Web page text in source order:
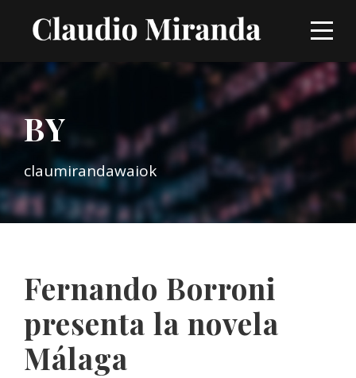
BY
claumirandawaiok
Fernando Borroni
presenta la novela
Málaga